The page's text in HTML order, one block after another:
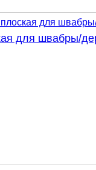
для швабры/